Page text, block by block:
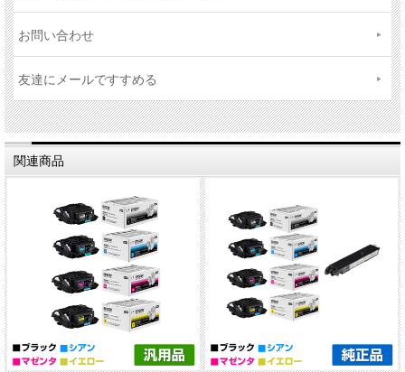
お問い合わせ
友達にメールですすめる
関連商品